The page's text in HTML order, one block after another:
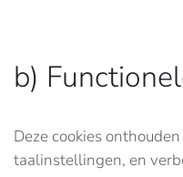
b)
Deze cookies
taalinstellingen, en